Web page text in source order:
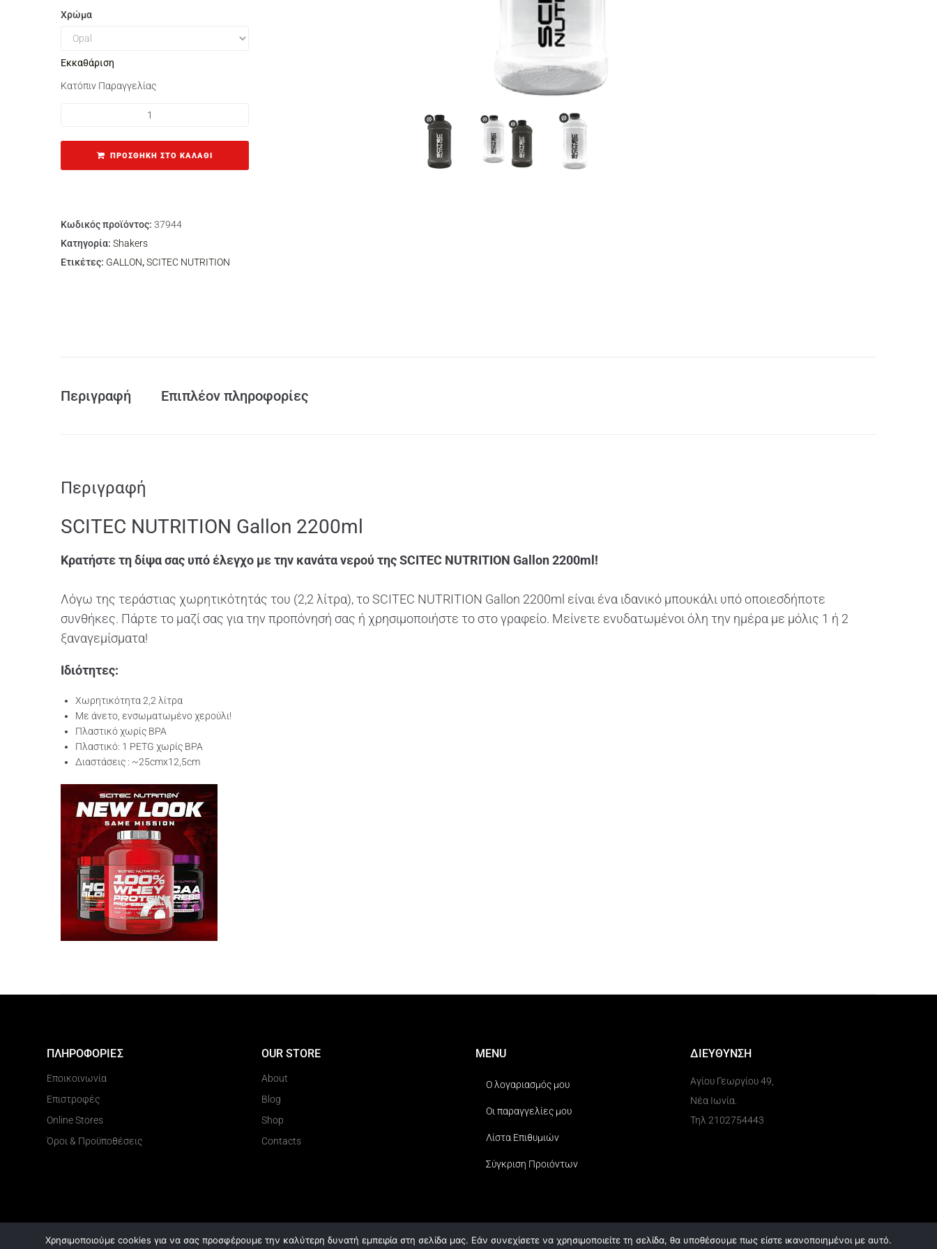
Χρώμα
Εκκαθάριση
Κατόπιν Παραγγελίας
ΠΡΟΣΘΉΚΗ ΣΤΟ ΚΑΛΆΘΙ
Κωδικός προϊόντος: 37944
Κατηγορία: Shakers
Ετικέτες: GALLON,SCITEC NUTRITION
Περιγραφή Επιπλέον πληροφορίες
Περιγραφή
SCITEC NUTRITION Gallon 2200ml
Κρατήστε τη δίψα σας υπό έλεγχο με την κανάτα νερού της SCITEC NUTRITION Gallon 2200ml!
Λόγω της τεράστιας χωρητικότητάς του (2,2 λίτρα), το SCITEC NUTRITION Gallon 2200ml είναι ένα ιδανικό μπουκάλι υπό οποιεσδήποτε
συνθήκες. Πάρτε το μαζί σας για την προπόνησή σας ή χρησιμοποιήστε το στο γραφείο. Μείνετε ενυδατωμένοι όλη την ημέρα με μόλις 1 ή 2
ξαναγεμίσματα!
Ιδιότητες:
Χωρητικότητα 2,2 λίτρα
Με άνετο, ενσωματωμένο χερούλι!
Πλαστικό χωρίς BPA
Πλαστικό: 1 PETG χωρίς BPA
Διαστάσεις : ~25cmx12,5cm
ΠΛΗΡΟΦΟΡΙΕΣ
Εποικοινωνία
Επιστροφές
Online Stores
Όροι & Προϋποθέσεις
OUR STORE
About
Blog
Shop
Contacts
MENU
Ο λογαριασμός μου
Οι παραγγελίες μου
Λίστα Επιθυμιών
Σύγκριση Προιόντων
ΔΙΕΥΘΥΝΣΗ
Αγίου Γεωργίου 49,
Νέα Ιωνία.
Τηλ 2102754443
Χρησιμοποιούμε cookies για να σας προσφέρουμε την καλύτερη δυνατή εμπειρία στη σελίδα μας. Εάν συνεχίσετε να χρησιμοποιείτε τη σελίδα, θα υποθέσουμε πως είστε ικανοποιημένοι με αυτό.